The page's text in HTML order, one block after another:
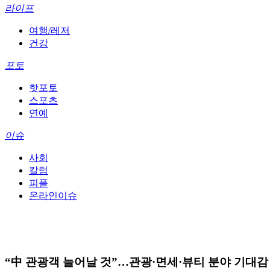
라이프
여행/레저
건강
포토
핫포토
스포츠
연예
이슈
사회
칼럼
피플
온라인이슈
“中 관광객 늘어날 것”…관광·면세·뷰티 분야 기대